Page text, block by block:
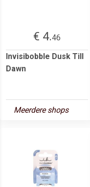
€ 4.46
Invisibobble Dusk Till
Dawn
Meerdere shops